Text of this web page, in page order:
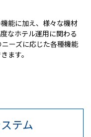
能に加え、様々な機材
なホテル運用に関わる
ーズに応じた各種機能
ます。
テム